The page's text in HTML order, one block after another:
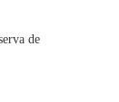
de